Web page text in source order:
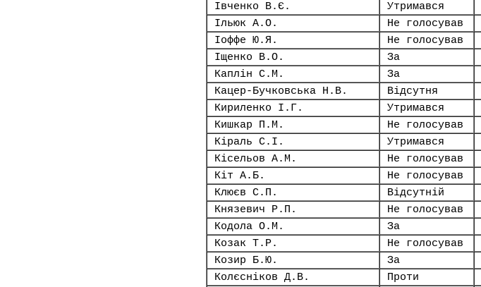
Івченко В.Є.
Утримався
Ільюк А.О.
Не голосував
Іоффе Ю.Я.
Не голосував
Іщенко В.О.
За
Каплін С.М.
За
Кацер-Бучковська Н.В.
Відсутня
Кириленко І.Г.
Утримався
Кишкар П.М.
Не голосував
Кіраль С.І.
Утримався
Кісельов А.М.
Не голосував
Кіт А.Б.
Не голосував
Клюєв С.П.
Відсутній
Князевич Р.П.
Не голосував
Кодола О.М.
За
Козак Т.Р.
Не голосував
Козир Б.Ю.
За
Колєсніков Д.В.
Проти